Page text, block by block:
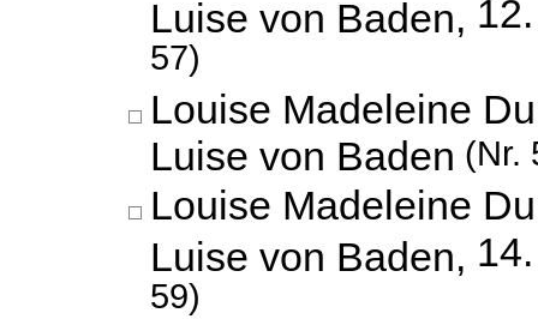
Luise von Baden,
57)
Louise Madeleine
Luise von Baden (Nr.
Louise Madeleine
Luise von Baden,
59)